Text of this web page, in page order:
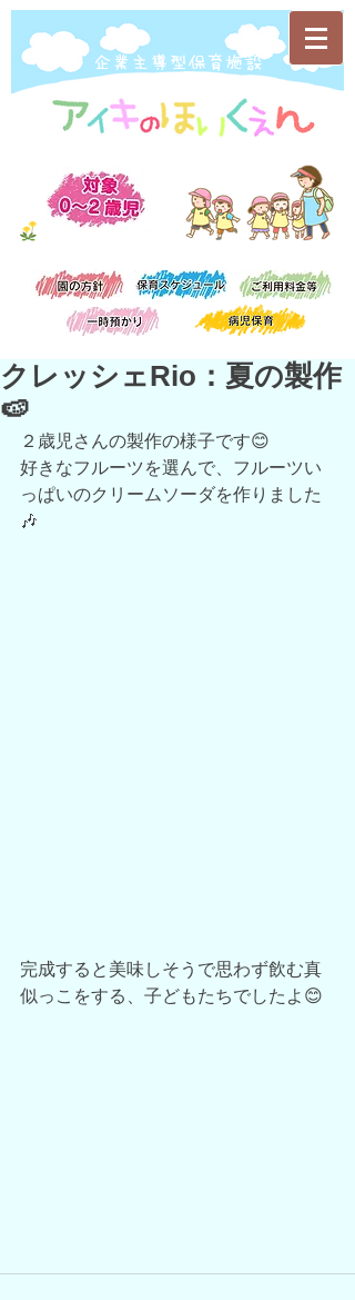
​企業主導型保育施設
クレッシェRio：夏の製作
🍉
２歳児さんの製作の様子です😊
好きなフルーツを選んで、フルーツい
っぱいのクリームソーダを作りました
🎶
完成すると美味しそうで思わず飲む真
似っこをする、子どもたちでしたよ😊